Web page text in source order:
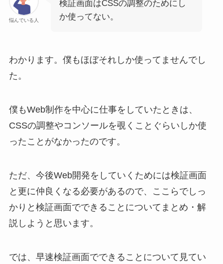
悩んでいる人
検証画面はCSSの調整のためにし
か使ってない。
わかります。僕もほぼそれしか使ってませんでし
た。
僕もWeb制作を中心に仕事をしていたときは、
CSSの調整やコンソールを覗くことぐらいしか使
ったことがなかったのです。
ただ、今後Web開発をしていくためには検証画面
と更に仲良くなる必要があるので、ここらでしっ
かりと検証画面でできることについてまとめ・解
説しようと思います。
では、早速検証画面でできることについて見てい